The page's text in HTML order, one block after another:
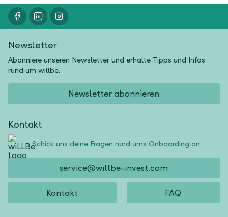
Newsletter
Abonniere unseren Newsletter und erhalte Tipps und Infos
rund um willbe.
Newsletter abonnieren
Kontakt
Schick uns deine Fragen rund ums Onboarding an:
service@willbe-invest.com
Kontakt FAQ